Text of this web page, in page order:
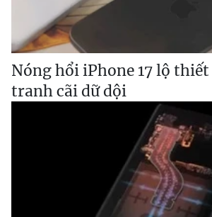
Nóng hổi iPhone 17 lộ
tranh cãi dữ dội